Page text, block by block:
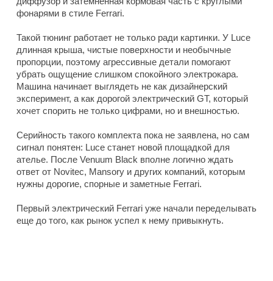
фонарями в стиле Ferrari.
Такой тюнинг работает не только ради картинки. У Luce
длинная крыша, чистые поверхности и необычные
пропорции, поэтому агрессивные детали помогают
убрать ощущение слишком спокойного электрокара.
Машина начинает выглядеть не как дизайнерский
эксперимент, а как дорогой электрический GT, который
хочет спорить не только цифрами, но и внешностью.
Серийность такого комплекта пока не заявлена, но сам
сигнал понятен: Luce станет новой площадкой для
ателье. После Venuum Black вполне логично ждать
ответ от Novitec, Mansory и других компаний, которым
нужны дорогие, спорные и заметные Ferrari.
Первый электрический Ferrari уже начали переделывать
еще до того, как рынок успел к нему привыкнуть.